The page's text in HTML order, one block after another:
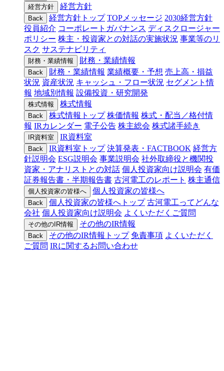
経営方針 経営方針
Back 経営方針トップ TOPメッセージ 2030経営方針
役員紹介 コーポレートガバナンス ディスクロージャー
ポリシー 株主・投資家との対話の実施状況 事業等のリ
スク サステナビリティ
財務・業績情報 財務・業績情報
Back 財務・業績情報 業績概要・予想 売上高・損益
状況 資産状況 キャッシュ・フロー状況 セグメント情
報 地域別情報 設備投資・研究開発
株式情報 株式情報
Back 株式情報トップ 株価情報 株式・配当／格付情
報 IRカレンダー 電子公告 株主総会 株式諸手続き
IR資料室 IR資料室
Back IR資料室トップ 決算発表・FACTBOOK 経営方
針説明会 ESG説明会 事業説明会 社外取締役と機関投
資家・アナリストとの対話 個人投資家向け説明会 有価
証券報告書・半期報告書 古河電工のレポート 株主通信
個人投資家の皆様へ 個人投資家の皆様へ
Back 個人投資家の皆様へトップ 古河電工ってどんな
会社 個人投資家向け説明会 よくいただくご質問
その他のIR情報 その他のIR情報
Back その他のIR情報トップ 免責事項 よくいただく
ご質問 IRに関するお問い合わせ